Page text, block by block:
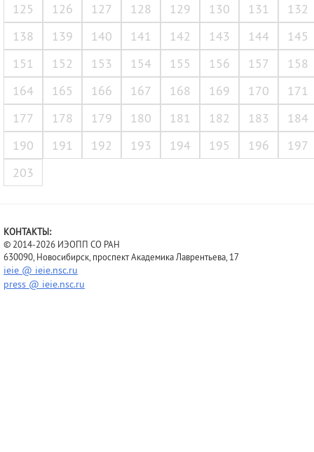
125
126 127 128 129 130 131
132
138
139 140 141 142 143 144
145
151
152 153 154 155 156 157
158
164
165 166 167 168 169 170
171
177
178 179 180 181 182 183
184
190
191 192 193 194 195 196
197
203
КОНТАКТЫ:
© 2014-2026 ИЭОПП СО РАН
630090, Новосибирск, проспект Академика Лаврентьева, 17
ieie @ ieie.nsc.ru
press @ ieie.nsc.ru